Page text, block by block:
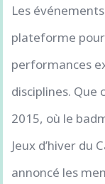
Les
plateforme
performances
disciplines. Que
2015, où le
Jeux d’hiver du
annoncé les